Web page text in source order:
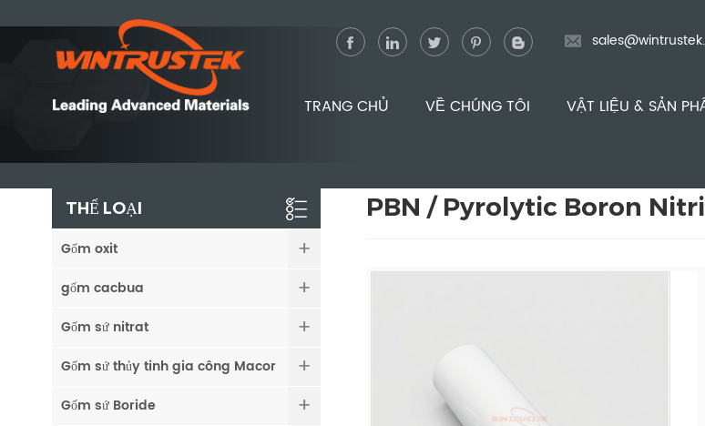
TRANG CHỦ VỀ CHÚNG TÔI VẬT LIỆU & SẢN
PBN / Pyrolytic Boron
THỂ LOẠI
Gốm oxit
gốm cacbua
Gốm sứ nitrat
Gốm sứ thủy tinh gia công Macor
Gốm sứ Boride